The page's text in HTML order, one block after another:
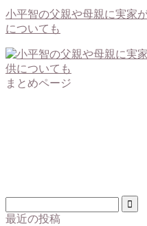
小平智の父親や母親に実家
についても
まとめページ
最近の投稿